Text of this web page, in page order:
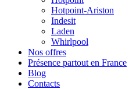
Hotpoint-Ariston
Indesit
Laden
Whirlpool
Nos offres
Présence partout en France
Blog
Contacts